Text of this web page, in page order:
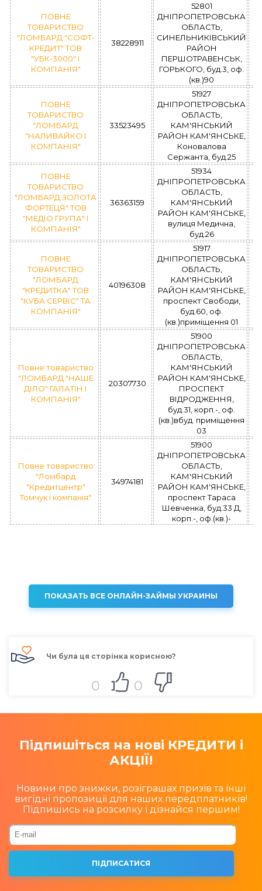
ПОВНЕ
ТОВАРИСТВО
"ЛОМБАРД "СОФТ-
КРЕДИТ" ТОВ
"УБК-3000" І
КОМПАНІЯ"
38228911
52801
ДНІПРОПЕТРОВСЬКА
ОБЛАСТЬ,
СИНЕЛЬНИКІВСЬКИЙ
РАЙОН
ПЕРШОТРАВЕНСЬК,
ГОРЬКОГО, буд.3, оф.
(кв.)90
ПОВНЕ
ТОВАРИСТВО
"ЛОМБАРД
"НАЛИВАЙКО І
КОМПАНІЯ"
33523495
51927
ДНІПРОПЕТРОВСЬКА
ОБЛАСТЬ,
КАМ'ЯНСЬКИЙ
РАЙОН КАМ'ЯНСЬКЕ,
Коновалова
Сержанта, буд.25
ПОВНЕ
ТОВАРИСТВО
"ЛОМБАРД ЗОЛОТА
ФОРТЕЦЯ" ТОВ
"МЕДІО ГРУПА" І
КОМПАНІЯ"
36363159
51934
ДНІПРОПЕТРОВСЬКА
ОБЛАСТЬ,
КАМ'ЯНСЬКИЙ
РАЙОН КАМ'ЯНСЬКЕ,
вулиця Медична,
буд.26
ПОВНЕ
ТОВАРИСТВО
"ЛОМБАРД
"КРЕДИТКА" ТОВ
"КУБА СЕРВІС" ТА
КОМПАНІЯ"
40196308
51917
ДНІПРОПЕТРОВСЬКА
ОБЛАСТЬ,
КАМ'ЯНСЬКИЙ
РАЙОН КАМ'ЯНСЬКЕ,
проспект Свободи,
буд.60, оф.
(кв.)приміщення 01
Повне товариство
"ЛОМБАРД "НАШЕ
ДІЛО" ГАЛАТІН І
КОМПАНІЯ"
20307730
51900
ДНІПРОПЕТРОВСЬКА
ОБЛАСТЬ,
КАМ'ЯНСЬКИЙ
РАЙОН КАМ'ЯНСЬКЕ,
ПРОСПЕКТ
ВІДРОДЖЕННЯ,
буд.31, корп.-, оф.
(кв.)вбуд. приміщення
03
Повне товариство
"Ломбард
"Кредитцентр"
Томчук і компанія"
34974181
51900
ДНІПРОПЕТРОВСЬКА
ОБЛАСТЬ,
КАМ'ЯНСЬКИЙ
РАЙОН КАМ'ЯНСЬКЕ,
проспект Тараса
Шевченка, буд.33 Д,
корп.-, оф.(кв.)-
ПОКАЗАТЬ ВСЕ ОНЛАЙН-ЗАЙМЫ УКРАИНЫ
Чи була ця сторінка корисною?
0 0
Підпишіться на нові КРЕДИТИ і
АКЦІЇ!
Новини про знижки, розіграшах призів та інші
вигідні пропозиції для наших передплатників!
Підпишись на розсилку і дізнайся першим!